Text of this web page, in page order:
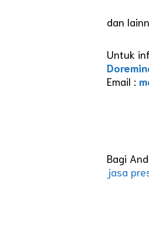
dan
Untuk
Email :
Bagi
jasa